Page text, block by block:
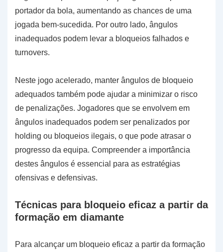
portador da bola, aumentando as chances de uma
jogada bem-sucedida. Por outro lado, ângulos
inadequados podem levar a bloqueios falhados e
turnovers.
Neste jogo acelerado, manter ângulos de bloqueio
adequados também pode ajudar a minimizar o risco
de penalizações. Jogadores que se envolvem em
ângulos inadequados podem ser penalizados por
holding ou bloqueios ilegais, o que pode atrasar o
progresso da equipa. Compreender a importância
destes ângulos é essencial para as estratégias
ofensivas e defensivas.
Técnicas para bloqueio eficaz a partir da
formação em diamante
Para alcançar um bloqueio eficaz a partir da formação